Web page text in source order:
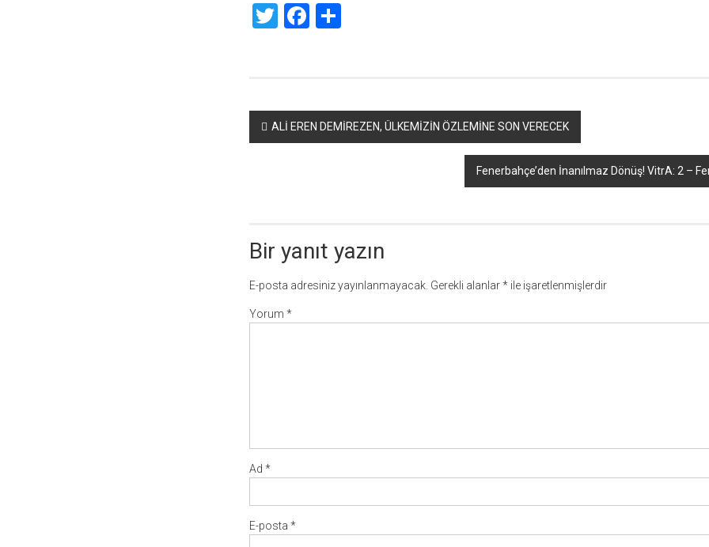
TwitterFacebook
Share
Yazı
dolaşımı
ALİ EREN DEMİREZEN, ÜLKEMİZİN ÖZLEMİNE SON VERECEK
Fenerbahçe’den İnanılmaz Dönüş! VitrA: 2 –
Bir yanıt yazın
E-posta adresiniz yayınlanmayacak. Gerekli alanlar*ile işaretlenmişlerdir
Yorum *
Ad *
E-posta *